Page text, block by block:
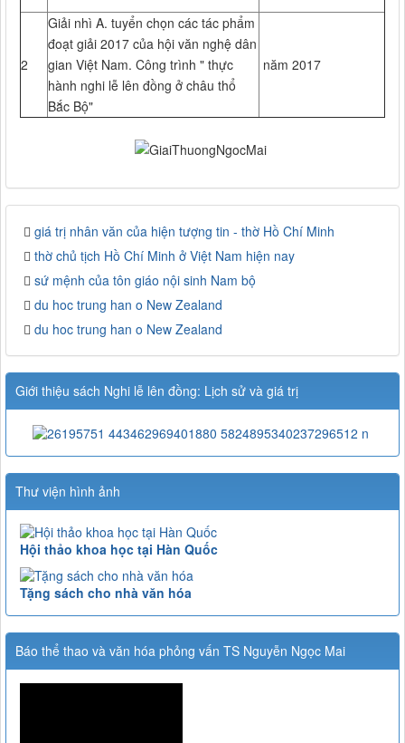
2
Giải nhì A. tuyển chọn các tác phẩm
đoạt giải 2017 của hội văn nghệ dân
gian Việt Nam. Công trình " thực
hành nghi lễ lên đồng ở châu thổ
Bắc Bộ"
năm 2017
giá trị nhân văn của hiện tượng tin - thờ Hồ Chí Minh
thờ chủ tịch Hồ Chí Minh ở Việt Nam hiện nay
sứ mệnh của tôn giáo nội sinh Nam bộ
du hoc trung han o New Zealand
du hoc trung han o New Zealand
Giới thiệu sách Nghi lễ lên đồng: Lịch sử và giá trị
Thư viện hình ảnh
Hội thảo khoa học tại Hàn Quốc
Tặng sách cho nhà văn hóa
Báo thể thao và văn hóa phỏng vấn TS Nguyễn Ngọc Mai